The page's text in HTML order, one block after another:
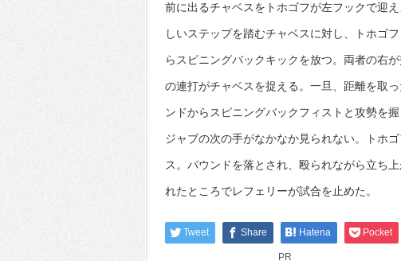
前に出るチャベスをトホゴフが左フックで迎
しいステップを踏むチャベスに対し、トホゴ
らスピニングバックキックを放つ。両者の右
の連打がチャベスを捉える。一旦、距離を取
ンドからスピニングバックフィストと攻勢を
ジャブの次の手がなかなか見られない。トホ
ス。パウンドを落とされ、殴られながら立ち
れたところでレフェリーが試合を止めた。
Tweet Share Hatena Pocket
PR